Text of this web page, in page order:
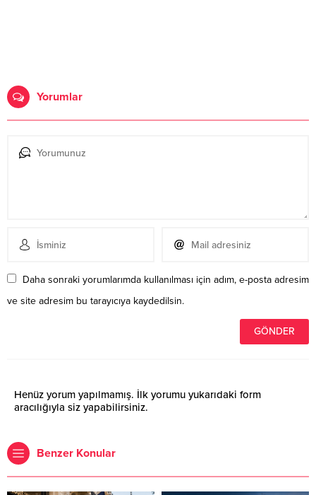
Yorumlar
Daha sonraki yorumlarımda kullanılması için adım, e-posta adresim
ve site adresim bu tarayıcıya kaydedilsin.
Henüz yorum yapılmamış. İlk yorumu yukarıdaki form
aracılığıyla siz yapabilirsiniz.
Benzer Konular